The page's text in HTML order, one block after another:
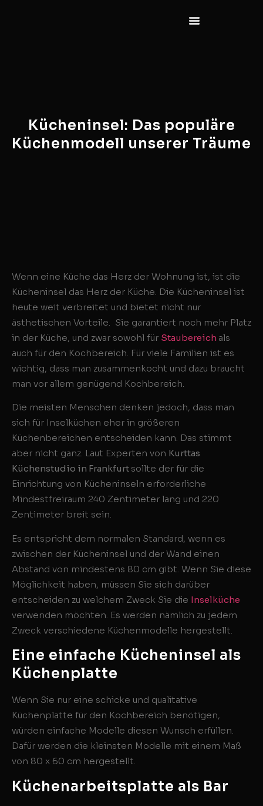
Kücheninsel: Das populäre
Küchenmodell unserer Träume
Wenn eine Küche das Herz der Wohnung ist, ist die
Kücheninsel das Herz der Küche. Die Kücheninsel ist
heute weit verbreitet und bietet nicht nur
ästhetischen Vorteile. Sie garantiert noch mehr Platz
in der Küche, und zwar sowohl für Staubereich als
auch für den Kochbereich. Für viele Familien ist es
wichtig, dass man zusammenkocht und dazu braucht
man vor allem genügend Kochbereich.
Die meisten Menschen denken jedoch, dass man
sich für Inselküchen eher in größeren
Küchenbereichen entscheiden kann. Das stimmt
aber nicht ganz. Laut Experten von Kurttas
Küchenstudio in Frankfurt sollte der für die
Einrichtung von Kücheninseln erforderliche
Mindestfreiraum 240 Zentimeter lang und 220
Zentimeter breit sein.
Es entspricht dem normalen Standard, wenn es
zwischen der Kücheninsel und der Wand einen
Abstand von mindestens 80 cm gibt. Wenn Sie diese
Möglichkeit haben, müssen Sie sich darüber
entscheiden zu welchem Zweck Sie die Inselküche
verwenden möchten. Es werden nämlich zu jedem
Zweck verschiedene Küchenmodelle hergestellt.
Eine einfache Kücheninsel als
Küchenplatte
Wenn Sie nur eine schicke und qualitative
Küchenplatte für den Kochbereich benötigen,
würden einfache Modelle diesen Wunsch erfüllen.
Dafür werden die kleinsten Modelle mit einem Maß
von 80 x 60 cm hergestellt.
Küchenarbeitsplatte als Bar